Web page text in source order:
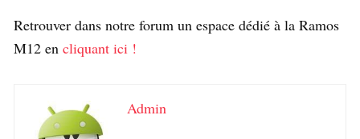
Retrouver dans notre forum un espace dédié à la Ramos
M12 en cliquant ici !
Admin